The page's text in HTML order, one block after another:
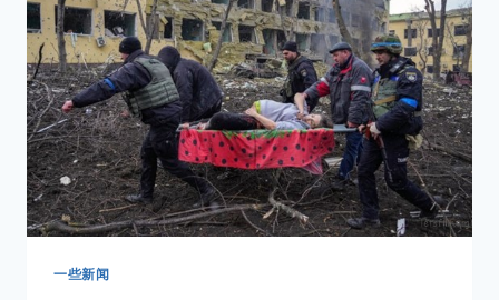
奖
作
品
都
是
用
什
么
相
机
一些新闻